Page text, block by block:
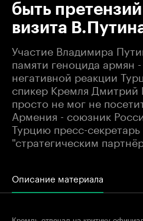
быть
визита
Участие Владимира
памяти геноцида армян
негативной реакции
спикер Кремля Дмитрий
просто не мог не
Армения - союзник
Турцию пресс-
"стратегическим
Описание материала